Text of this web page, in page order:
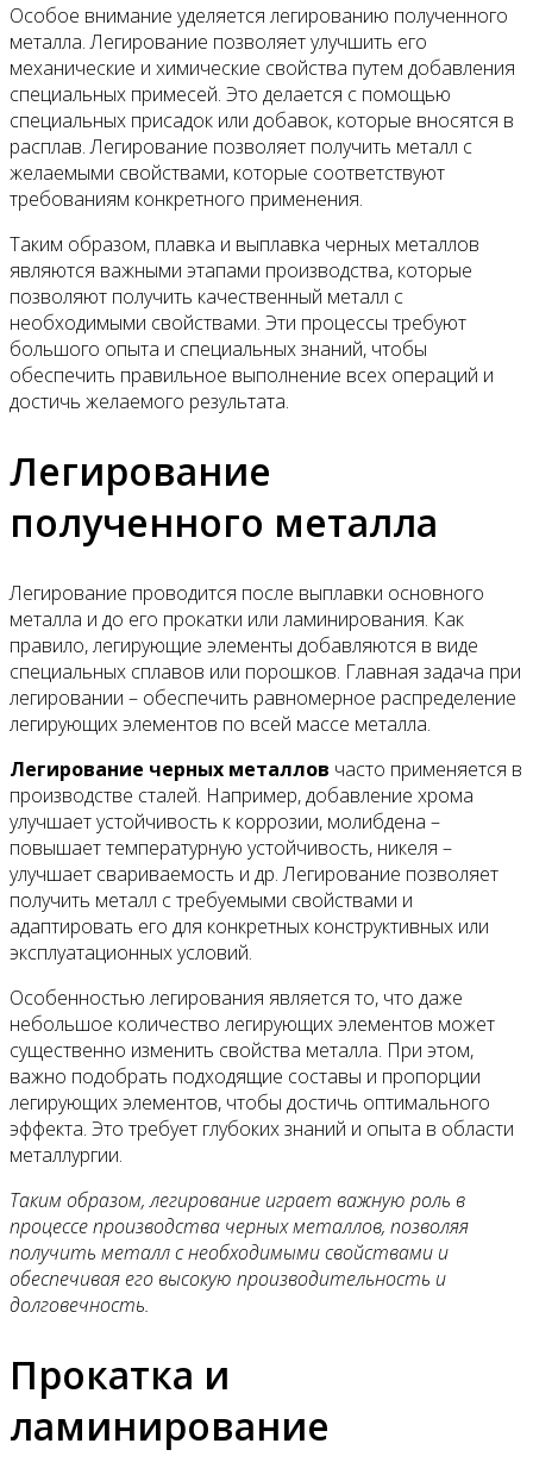
Особое внимание уделяется легированию полученного
металла. Легирование позволяет улучшить его
механические и химические свойства путем добавления
специальных примесей. Это делается с помощью
специальных присадок или добавок, которые вносятся в
расплав. Легирование позволяет получить металл с
желаемыми свойствами, которые соответствуют
требованиям конкретного применения.
Таким образом, плавка и выплавка черных металлов
являются важными этапами производства, которые
позволяют получить качественный металл с
необходимыми свойствами. Эти процессы требуют
большого опыта и специальных знаний, чтобы
обеспечить правильное выполнение всех операций и
достичь желаемого результата.
Легирование
полученного металла
Легирование проводится после выплавки основного
металла и до его прокатки или ламинирования. Как
правило, легирующие элементы добавляются в виде
специальных сплавов или порошков. Главная задача при
легировании – обеспечить равномерное распределение
легирующих элементов по всей массе металла.
Легирование черных металлов часто применяется в
производстве сталей. Например, добавление хрома
улучшает устойчивость к коррозии, молибдена –
повышает температурную устойчивость, никеля –
улучшает свариваемость и др. Легирование позволяет
получить металл с требуемыми свойствами и
адаптировать его для конкретных конструктивных или
эксплуатационных условий.
Особенностью легирования является то, что даже
небольшое количество легирующих элементов может
существенно изменить свойства металла. При этом,
важно подобрать подходящие составы и пропорции
легирующих элементов, чтобы достичь оптимального
эффекта. Это требует глубоких знаний и опыта в области
металлургии.
Таким образом, легирование играет важную роль в
процессе производства черных металлов, позволяя
получить металл с необходимыми свойствами и
обеспечивая его высокую производительность и
долговечность.
Прокатка и
ламинирование